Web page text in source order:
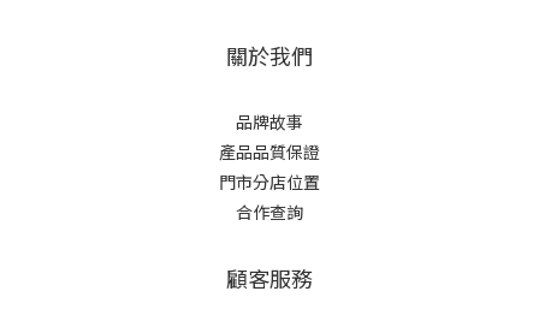
關於我們
品牌故事
產品品質保證
門市分店位置
合作查詢
顧客服務